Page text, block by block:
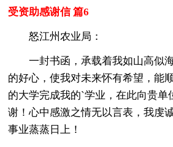
受资助感谢信 篇6
怒江州农业局：
一封书函，承载着我如山高似
的好心，使我对未来怀有希望，能
的大学完成我的`学业，在此向贵单
谢！心中感激之情无以言表，我虔
事业蒸蒸日上！